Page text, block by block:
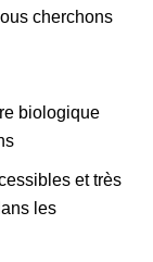
cherchons
biologique
et très
les